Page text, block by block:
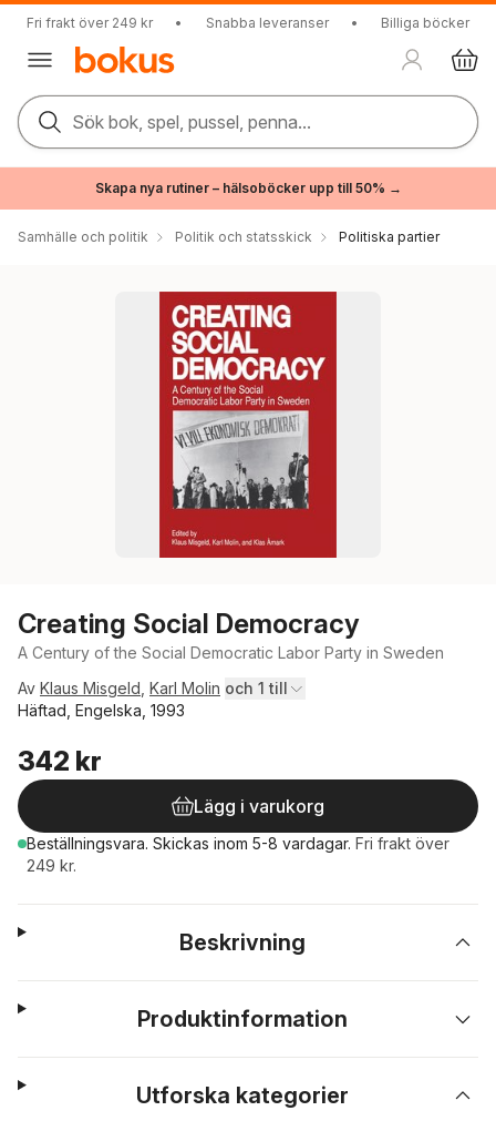
Fri frakt över 249 kr • Snabba leveranser • Billiga böcker
Sök bok, spel, pussel, penna...
Skapa nya rutiner – hälsoböcker upp till 50% →
Samhälle och politik Politik och statsskick Politiska partier
Creating Social Democracy
A Century of the Social Democratic Labor Party in Sweden
Av Klaus Misgeld Karl Molin och 1 till
Häftad, Engelska, 1993
342 kr
Lägg i varukorg
Beställningsvara. Skickas inom 5-8 vardagar. Fri frakt över
249 kr.
Beskrivning
Produktinformation
Utforska kategorier